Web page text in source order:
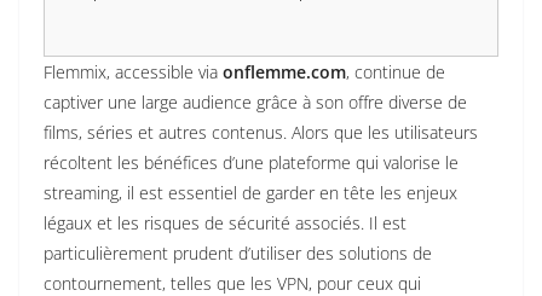
Flemmix, accessible via onflemme.com, continue de
captiver une large audience grâce à son offre diverse de
films, séries et autres contenus. Alors que les utilisateurs
récoltent les bénéfices d’une plateforme qui valorise le
streaming, il est essentiel de garder en tête les enjeux
légaux et les risques de sécurité associés. Il est
particulièrement prudent d’utiliser des solutions de
contournement, telles que les VPN, pour ceux qui